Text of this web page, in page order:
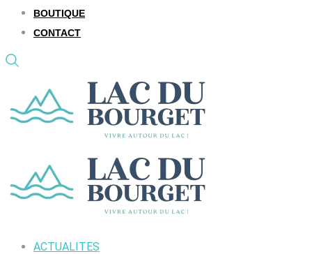
BOUTIQUE
CONTACT
ACTUALITES